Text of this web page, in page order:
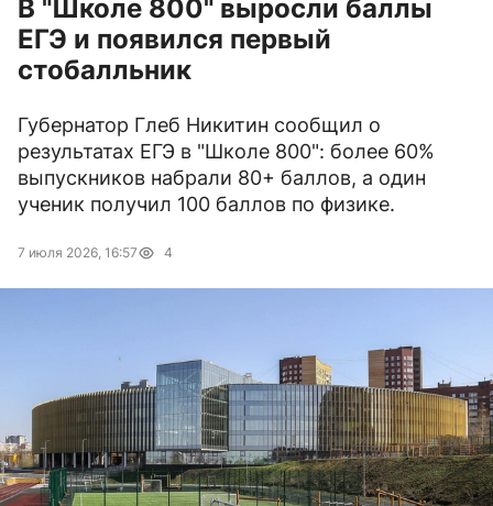
В "Школе 800" выросли баллы
ЕГЭ и появился первый
стобалльник
Губернатор Глеб Никитин сообщил о
результатах ЕГЭ в "Школе 800": более 60%
выпускников набрали 80+ баллов, а один
ученик получил 100 баллов по физике.
7 июля 2026, 16:57 4